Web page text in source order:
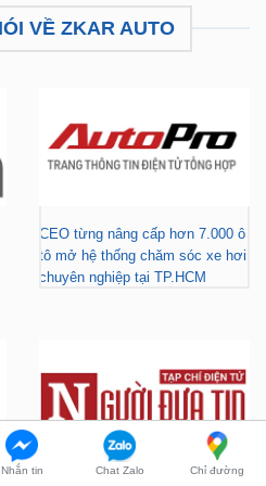
CEO từng nâng cấp hơn 7.000 ô
ZKar Auto tài trợ học bổng kỹ
thuật ô tô cho thanh niên có hoàn
cảnh khó khăn
Nhắn tin Chat Zalo Chỉ đường